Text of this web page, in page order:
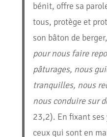
bénit, offre sa
tous, protège et
son bâton de
pour nous faire
pâturages, nous
tranquilles, nous
nous conduire sur
23,2). En fixant
ceux qui sont en